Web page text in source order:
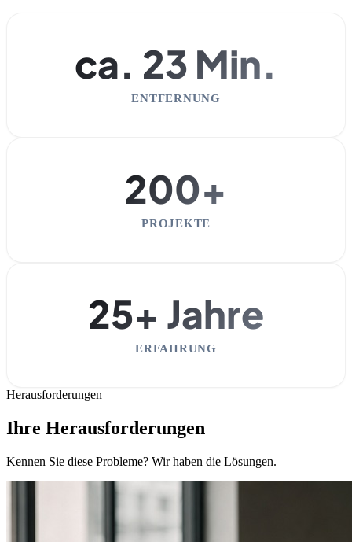
ca. 23 Min.
ENTFERNUNG
200+
PROJEKTE
25+ Jahre
ERFAHRUNG
Herausforderungen
Ihre Herausforderungen
Kennen Sie diese Probleme? Wir haben die Lösungen.